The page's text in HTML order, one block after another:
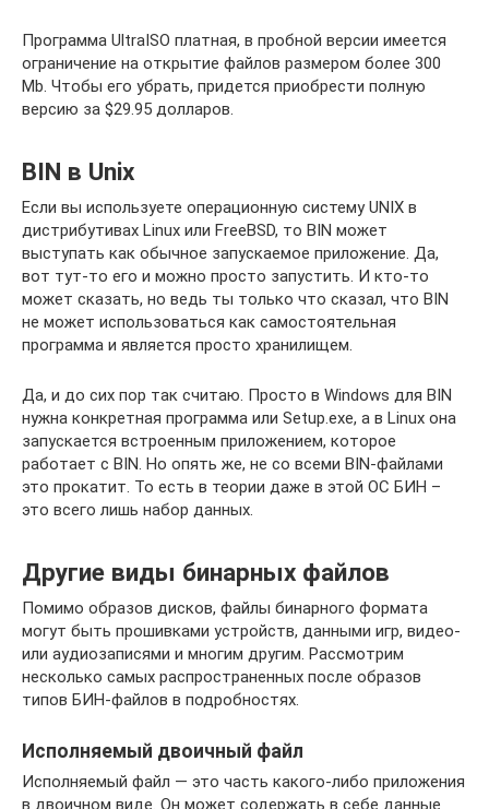
Программа UltraISO платная, в пробной версии имеется
ограничение на открытие файлов размером более 300
Mb. Чтобы его убрать, придется приобрести полную
версию за $29.95 долларов.
BIN в Unix
Если вы используете операционную систему UNIX в
дистрибутивах Linux или FreeBSD, то BIN может
выступать как обычное запускаемое приложение. Да,
вот тут-то его и можно просто запустить. И кто-то
может сказать, но ведь ты только что сказал, что BIN
не может использоваться как самостоятельная
программа и является просто хранилищем.
Да, и до сих пор так считаю. Просто в Windows для BIN
нужна конкретная программа или Setup.exe, а в Linux она
запускается встроенным приложением, которое
работает с BIN. Но опять же, не со всеми BIN-файлами
это прокатит. То есть в теории даже в этой ОС БИН –
это всего лишь набор данных.
Другие виды бинарных файлов
Помимо образов дисков, файлы бинарного формата
могут быть прошивками устройств, данными игр, видео-
или аудиозаписями и многим другим. Рассмотрим
несколько самых распространенных после образов
типов БИН-файлов в подробностях.
Исполняемый двоичный файл
Исполняемый файл — это часть какого-либо приложения
в двоичном виде. Он может содержать в себе данные